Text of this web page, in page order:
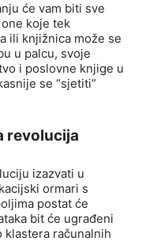
će vam biti sve
koje tek
ili knjižnica može se
u palcu, svoje
i poslovne knjige u
se “sjetiti”
revolucija
izazvati u
ormari s
postat će
bit će ugrađeni
računalnih